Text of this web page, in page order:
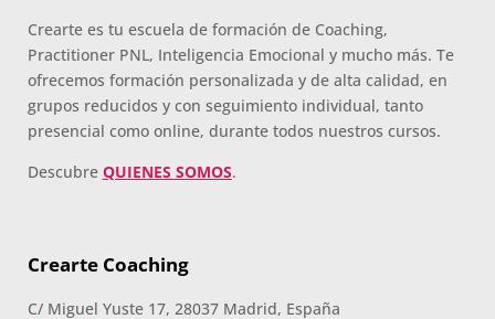
Crearte es tu escuela de formación de Coaching,
Practitioner PNL, Inteligencia Emocional y mucho más. Te
ofrecemos formación personalizada y de alta calidad, en
grupos reducidos y con seguimiento individual, tanto
presencial como online, durante todos nuestros cursos.
Descubre QUIENES SOMOS.
Crearte Coaching
C/ Miguel Yuste 17, 28037 Madrid, España